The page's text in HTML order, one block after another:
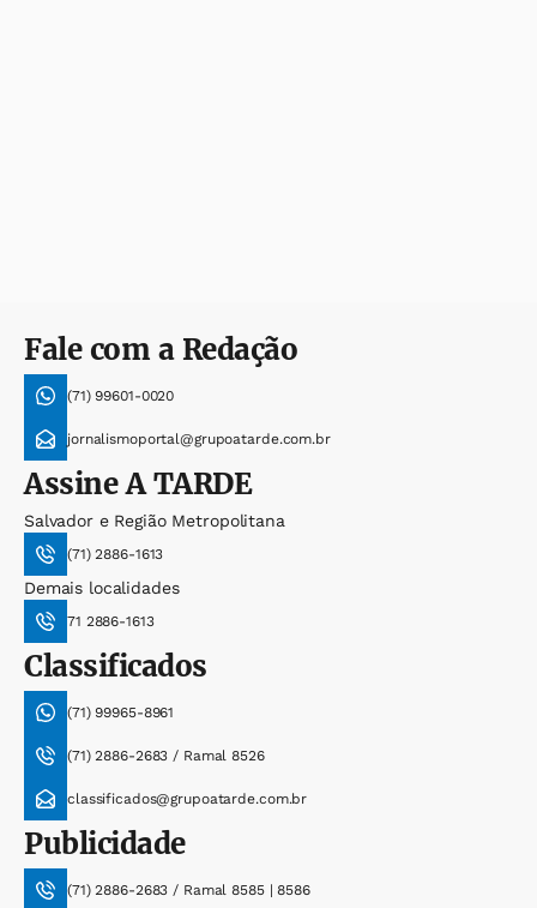
Fale com a Redação
(71) 99601-0020
jornalismoportal@grupoatarde.com.br
AssineA TARDE
Salvador e Região Metropolitana
(71) 2886-1613
Demais localidades
71 2886-1613
Classificados
(71) 99965-8961
(71) 2886-2683 / Ramal 8526
classificados@grupoatarde.com.br
Publicidade
(71) 2886-2683 / Ramal 8585 | 8586